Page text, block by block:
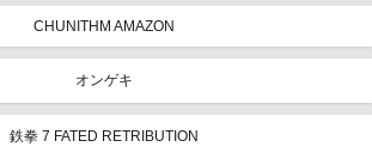
CHUNITHM AMAZON
オンゲキ
鉄拳 7 FATED RETRIBUTION